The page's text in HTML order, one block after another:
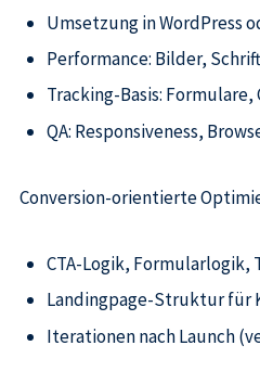
Umsetzung in WordPress
Performance: Bilder,
Tracking-Basis:
QA: Responsiveness,
Conversion-orientierte
CTA-Logik, Formularlogik,
Landingpage-Struktur für
Iterationen nach Launch